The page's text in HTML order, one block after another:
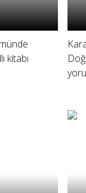
kitabı